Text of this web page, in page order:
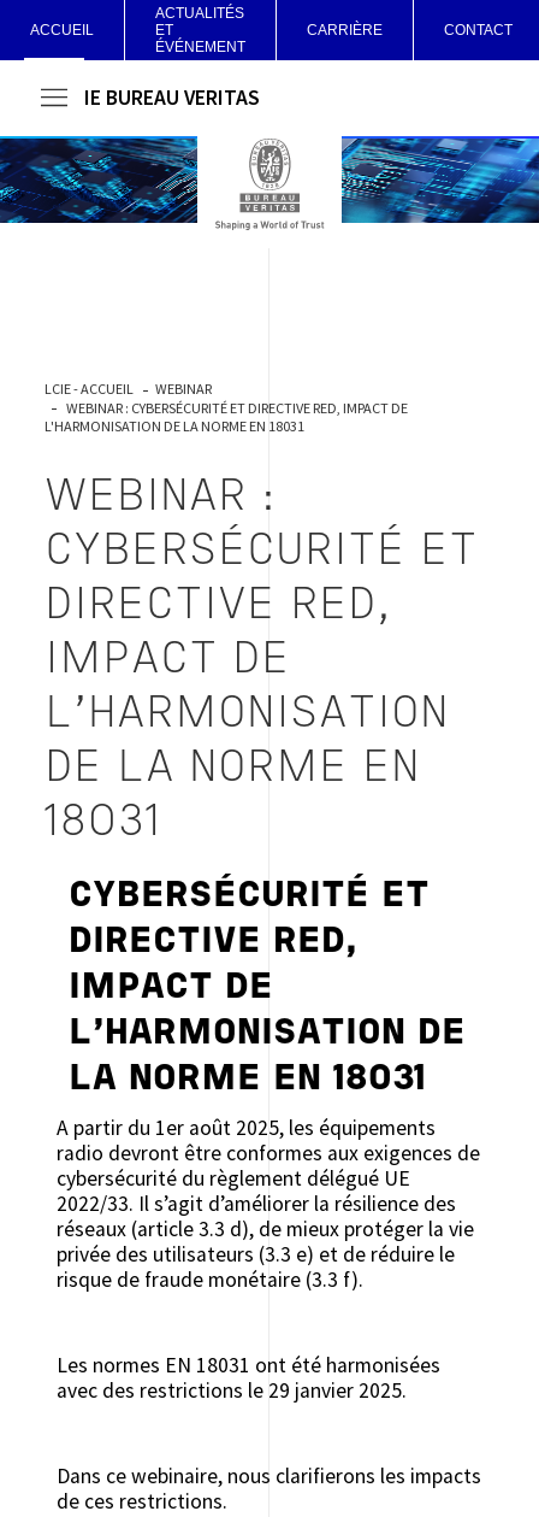
ACCUEIL
ACTUALITÉS
ET
ÉVÉNEMENT
CARRIÈRE CONTACT
LCIE BUREAU VERITAS
LCIE - ACCUEIL
WEBINAR
WEBINAR : CYBERSÉCURITÉ ET DIRECTIVE RED, IMPACT DE
L'HARMONISATION DE LA NORME EN 18031
WEBINAR :
CYBERSÉCURITÉ ET
DIRECTIVE RED,
IMPACT DE
L’HARMONISATION
DE LA NORME EN
18031
CYBERSÉCURITÉ ET
DIRECTIVE RED,
IMPACT DE
L'HARMONISATION DE
LA NORME EN 18031
A partir du 1er août 2025, les équipements
radio devront être conformes aux exigences de
cybersécurité du règlement délégué UE
2022/33. Il s’agit d’améliorer la résilience des
réseaux (article 3.3 d), de mieux protéger la vie
privée des utilisateurs (3.3 e) et de réduire le
risque de fraude monétaire (3.3 f).
Les normes EN 18031 ont été harmonisées
avec des restrictions le 29 janvier 2025.
Dans ce webinaire, nous clarifierons les impacts
de ces restrictions.